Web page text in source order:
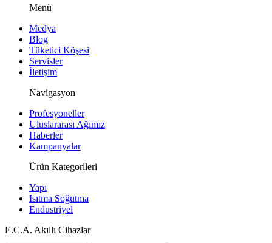
Menü
Medya
Blog
Tüketici Köşesi
Servisler
İletişim
Navigasyon
Profesyoneller
Uluslararası Ağımız
Haberler
Kampanyalar
Ürün Kategorileri
Yapı
Isıtma Soğutma
Endustriyel
E.C.A. Akıllı Cihazlar